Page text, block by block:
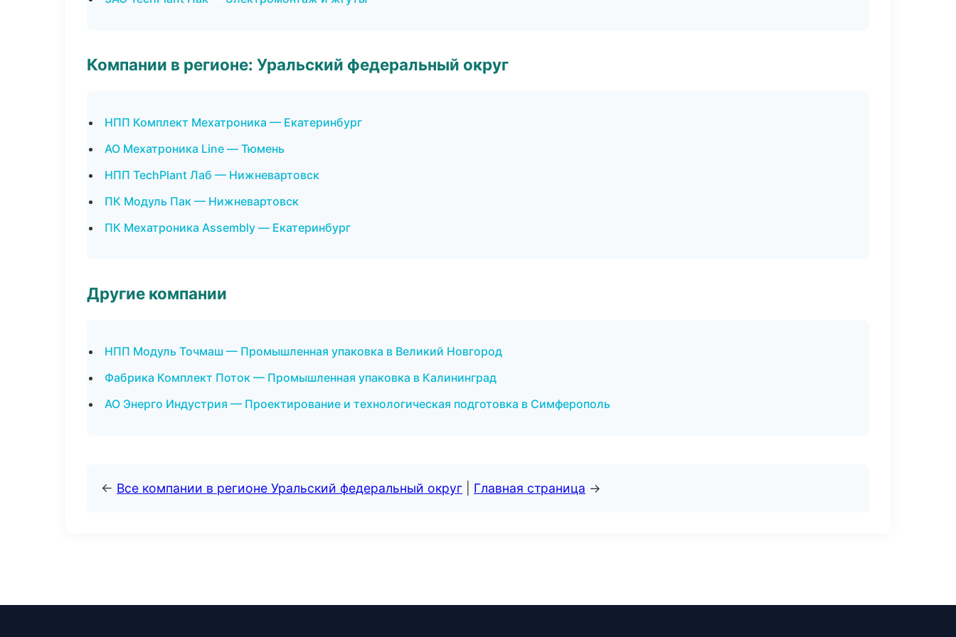
Компании в регионе: Уральский федеральный округ
НПП Комплект Мехатроника — Екатеринбург
АО Мехатроника Line — Тюмень
НПП TechPlant Лаб — Нижневартовск
ПК Модуль Пак — Нижневартовск
ПК Мехатроника Assembly — Екатеринбург
Другие компании
НПП Модуль Точмаш — Промышленная упаковка в Великий Новгород
Фабрика Комплект Поток — Промышленная упаковка в Калининград
АО Энерго Индустрия — Проектирование и технологическая подготовка в Симферополь
← Все компании в регионе Уральский федеральный округ Главная страница →